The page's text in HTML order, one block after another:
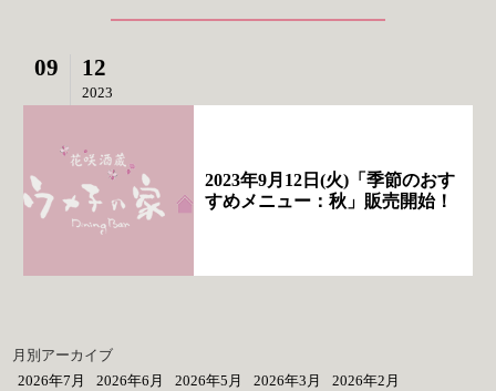
09 12
2023
2023年9月12日(火)「季節のおす
すめメニュー：秋」販売開始！
月別アーカイブ
2026年7月
2026年6月 2026年5月 2026年3月
2026年2月